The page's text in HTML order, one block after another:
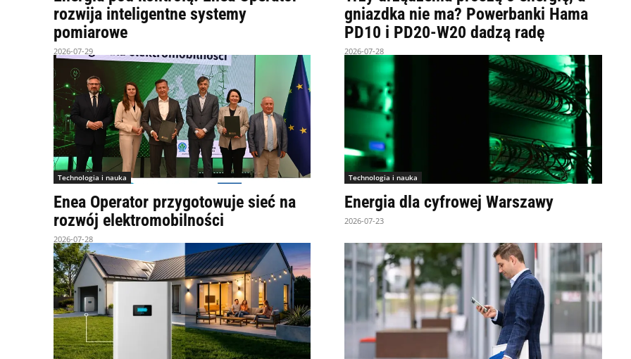
rozwija inteligentne systemy
pomiarowe
2026-07-29
gniazdka nie ma? Powerbanki Hama
PD10 i PD20-W20 dadzą radę
2026-07-28
Technologia i nauka
Enea Operator przygotowuje sieć na
rozwój elektromobilności
2026-07-28
Technologia i nauka
Energia dla cyfrowej Warszawy
2026-07-23